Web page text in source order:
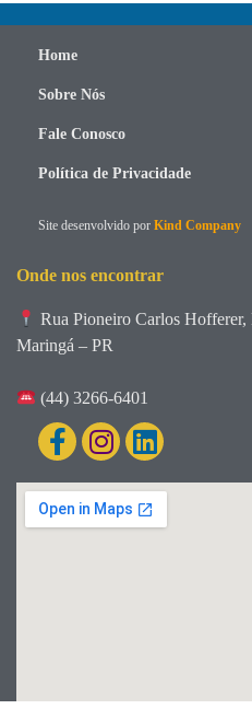
Home
Sobre Nós
Fale Conosco
Política de Privacidade
Site desenvolvido por Kind Company
Onde nos encontrar
Rua Pioneiro Carlos Hofferer,
Maringá – PR
(44) 3266-6401